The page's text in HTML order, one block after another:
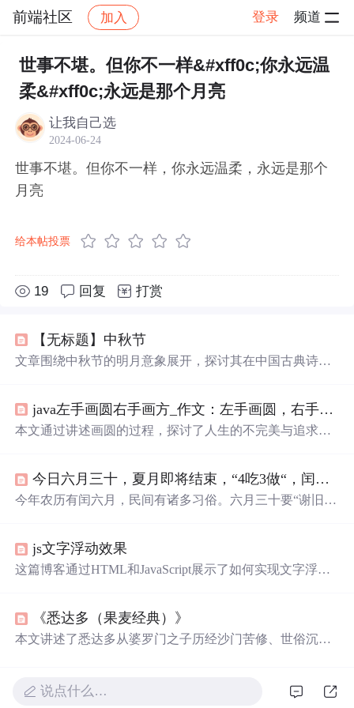
前端社区 加入 登录 频道
社区 前端社区 感慨 帖子详情
世事不堪。但你不一样&#xff0c;你永远温
柔&#xff0c;永远是那个月亮
让我自己选
2024-06-24
世事不堪。但你不一样，你永远温柔，永远是那个
月亮
给本帖投票
19 回复 打赏
【无标题】中秋节
文章围绕中秋节的明月意象展开，探讨其在中国古典诗词
核心地位，并关联月饼的团圆寓意及‘千里共婵娟’的精神
共鸣。内容聚焦于月的文化符号性、文学表达及其承载的
java左手画圆右手画方_作文：左手画圆，右手画方
本文通过讲述画圆的过程，探讨了人生的不完美与追求完
今日六月三十，夏月即将结束，“4吃3做“，闰六月再次来袭
今年农历有闰六月，民间有诸多习俗。六月三十要“谢旧
外，还有不远行、不大修、不慌乱等“三不做”习俗，体现
对生活的美好期许。
js文字浮动效果
这篇博客通过HTML和JavaScript展示了如何实现文字浮动
在页面上随机飘动的视觉效果。此外，文中还包含了对CS
S样式和JavaScript事件监听的运用，增加了互动性和趣味
《悉达多（果麦经典）》
本文讲述了悉达多从婆罗门之子历经沙门苦修、世俗沉
传、时间不存在于当下等深刻哲理。真正的自我在倾听自
说点什么…